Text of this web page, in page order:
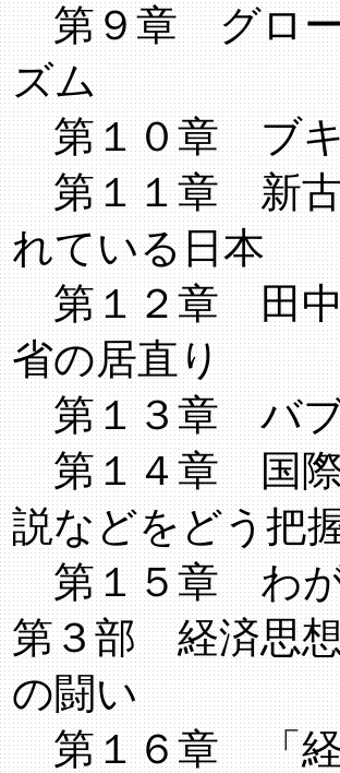
第９章 グロー
ズム
第１０章 ブキ
第１１章 新古
れている日本
第１２章 田中
省の居直り
第１３章 バブ
第１４章 国際
説などをどう把
第１５章 わが
第３部 経済思
の闘い
第１６章 「経